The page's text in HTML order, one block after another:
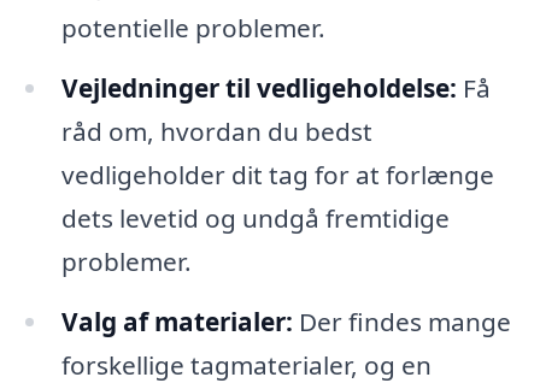
potentielle problemer.
Vejledninger til vedligeholdelse: Få
råd om, hvordan du bedst
vedligeholder dit tag for at forlænge
dets levetid og undgå fremtidige
problemer.
Valg af materialer: Der findes mange
forskellige tagmaterialer, og en